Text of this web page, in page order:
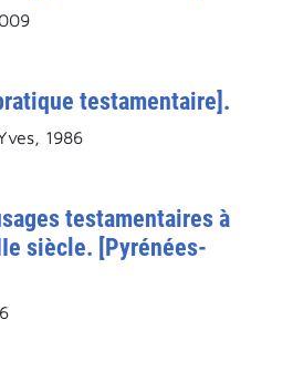
testamentaire].
1986
testamentaires à
siècle. [Pyrénées-